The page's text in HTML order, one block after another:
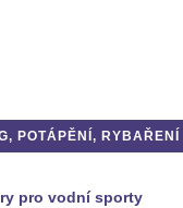
POTÁPĚNÍ,
pro vodní sporty